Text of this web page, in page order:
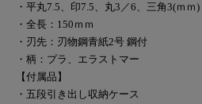
・平丸7.5、印7.5、丸3／6、三角3(ｍ
・全長：150ｍｍ
・刃先：刃物鋼青紙2号 鋼付
・柄：プラ、エラストマー
【付属品】
・五段引き出し収納ケース